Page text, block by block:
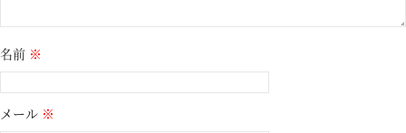
名前 ※
メール ※